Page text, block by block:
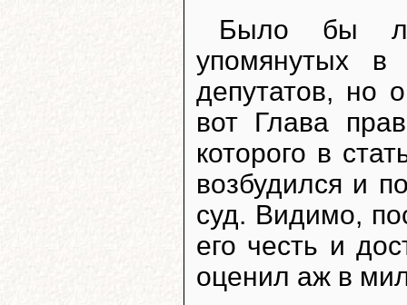
Было бы
упомянутых в
депутатов, но
вот Глава
которого в
возбудился и
суд. Видимо,
его честь и
оценил аж в